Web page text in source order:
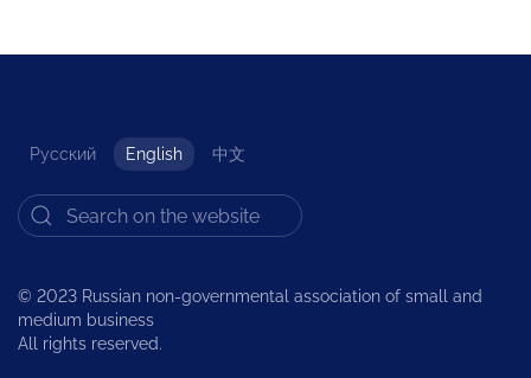
Русский English 中文
© 2023 Russian non-governmental association of small and
medium business
All rights reserved.